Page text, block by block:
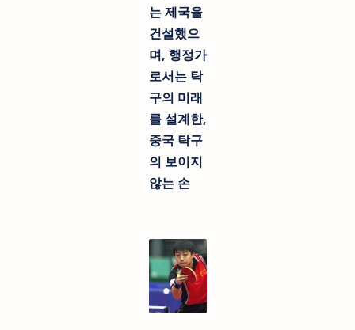
는 제국을
건설했으
며, 행정가
로서는 탁
구의 미래
를 설계한,
중국 탁구
의 보이지
않는 손